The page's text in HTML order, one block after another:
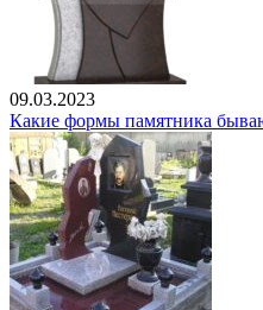
09.03.2023
Какие формы памятника